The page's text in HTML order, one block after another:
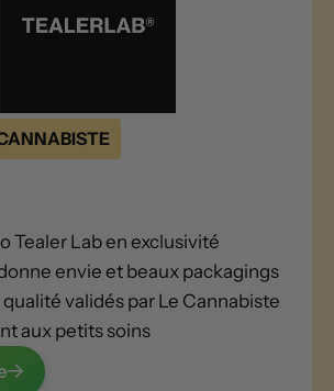
Tealer Lab en exclusivité
envie et beaux packagings
validés par Le Cannabiste
aux petits soins